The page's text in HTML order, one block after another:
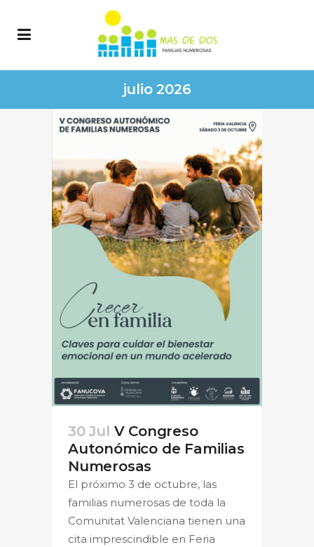
julio 2026
30 Jul V Congreso
Autonómico de Familias
Numerosas
El próximo 3 de octubre, las
familias numerosas de toda la
Comunitat Valenciana tienen una
cita imprescindible en Feria